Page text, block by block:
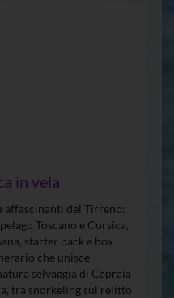
in vela
affascinanti del Tirreno:
Toscano e Corsica,
starter pack e box
che unisce
selvaggia di Capraia
tra snorkeling sul relitto